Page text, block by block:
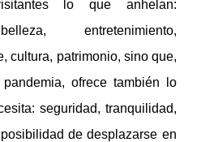
lo que anhelan:
entretenimiento,
cultura, patrimonio, sino que,
ofrece también lo
seguridad, tranquilidad,
de desplazarse en